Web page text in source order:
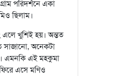
পরিদর্শনে একা
ছিলাম।
এলে খুশিই হয়। অন্তত
সাজানো, অনেকটা
এমনকি এই মহকুমা
এসে মণিও